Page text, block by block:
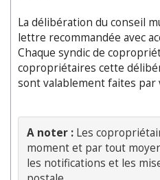
La délibération du conseil
lettre recommandée avec
Chaque syndic de
copropriétaires cette
sont valablement faites par
A noter : Les
moment et par tout
les notifications et les